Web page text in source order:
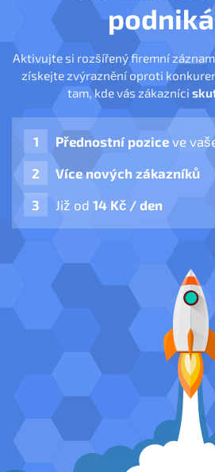
Aktivujte si rozšířený firemní
získejte zvýraznění oproti
tam, kde vás zákazníci
Přednostní pozice ve
Více nových zákazníků
Již od 14 Kč / den